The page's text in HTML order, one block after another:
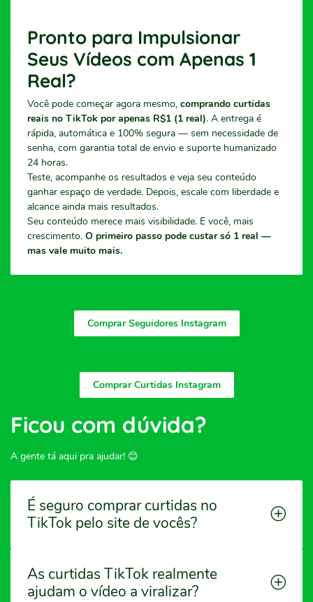
Pronto para Impulsionar
Seus Vídeos com Apenas 1
Real?
Você pode começar agora mesmo, comprando curtidas
reais no TikTok por apenas R$1 (1 real). A entrega é
rápida, automática e 100% segura — sem necessidade de
senha, com garantia total de envio e suporte humanizado
24 horas.
Teste, acompanhe os resultados e veja seu conteúdo
ganhar espaço de verdade. Depois, escale com liberdade e
alcance ainda mais resultados.
Seu conteúdo merece mais visibilidade. E você, mais
crescimento. O primeiro passo pode custar só 1 real —
mas vale muito mais.
Comprar Seguidores Instagram
Comprar Curtidas Instagram
Ficou com dúvida?
A gente tá aqui pra ajudar! 😊
É seguro comprar curtidas no
TikTok pelo site de vocês?
As curtidas TikTok realmente
ajudam o vídeo a viralizar?